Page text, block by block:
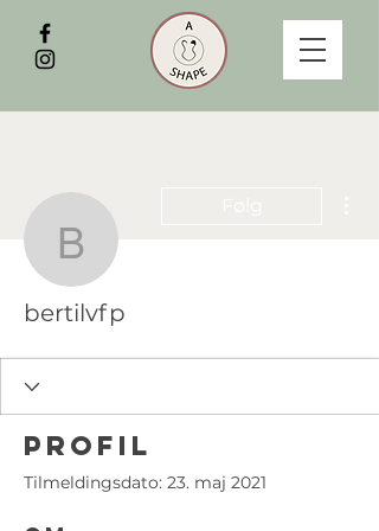
bertilvfp
bertilvfp
Profil
Tilmeldingsdato: 23. maj 2021